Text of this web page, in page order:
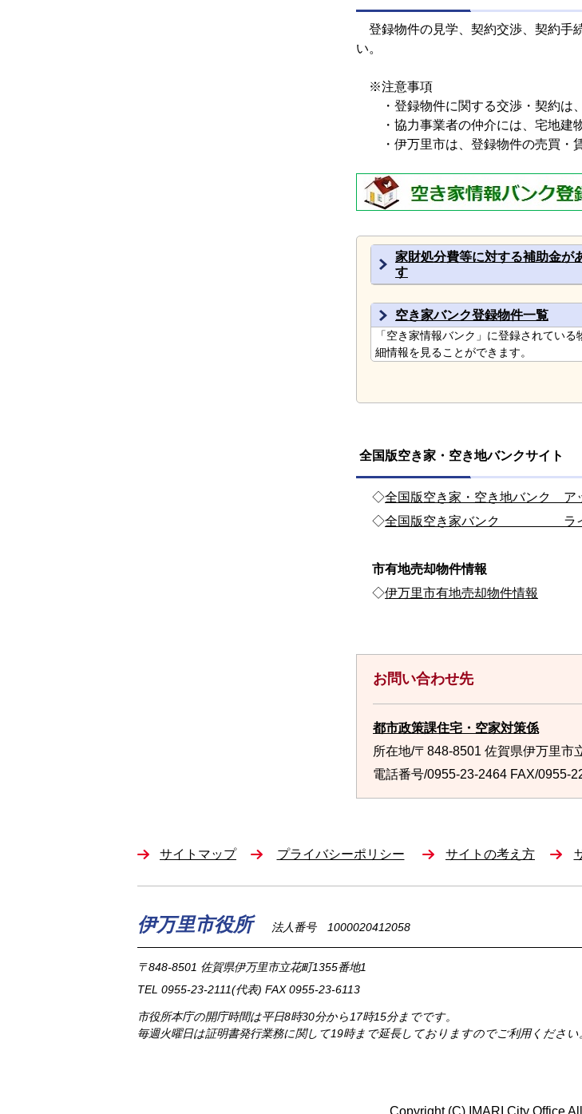
登録物件の見学、契約交渉、契約手
い。
※注意事項
・登録物件に関する交渉・契約は、
・協力事業者の仲介には、宅地建物
・伊万里市は、登録物件の売買・賃
家財処分費等に対する補助金が
す
空き家バンク登録物件一覧
「空き家情報バンク」に登録されている
細情報を見ることができます。
全国版空き家・空き地バンクサイト
◇全国版空き家・空き地バンク
◇全国版空き家バンク ライフ
市有地売却物件情報
◇伊万里市有地売却物件情報
お問い合わせ先
都市政策課住宅・空家対策係
所在地/〒848-8501 佐賀県伊万里市
電話番号/0955-23-2464 FAX/0955-
サイトマップ プライバシーポリシー サイトの考え方
伊万里市役所 法人番号 1000020412058
〒848-8501 佐賀県伊万里市立花町1355番地1
TEL 0955-23-2111(代表) FAX 0955-23-6113
市役所本庁の開庁時間は平日8時30分から17時15分までです。
毎週火曜日は証明書発行業務に関して19時まで延長しておりますのでご利用ください
Copyright (C) IMARI City Office